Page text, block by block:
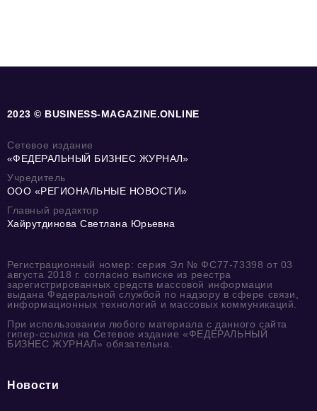
2023 © BUSINESS-MAGAZINE.ONLINE
Сетевое издание
«ФЕДЕРАЛЬНЫЙ БИЗНЕС ЖУРНАЛ»
Учредитель
ООО «РЕГИОНАЛЬНЫЕ НОВОСТИ»
Главный редактор
Хайрутдинова Светлана Юрьевна
Регистрационный номер: серия Эл № ФС77-73398 от 03
августа 2018 г. согласно выписке из реестра
зарегистрированных средств массовой информации
выдана Федеральной службой по надзору в сфере связи,
информационных технологий и массовых коммуникаций.
При использовании любого материала с данного сайта
гипер-ссылка на Сетевое издание «ФЕДЕРАЛЬНЫЙ
БИЗНЕС ЖУРНАЛ» обязательна.
Новости